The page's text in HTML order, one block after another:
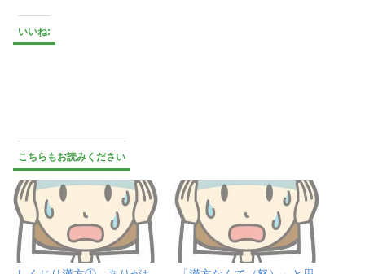
いいね:
こちらもお読みください